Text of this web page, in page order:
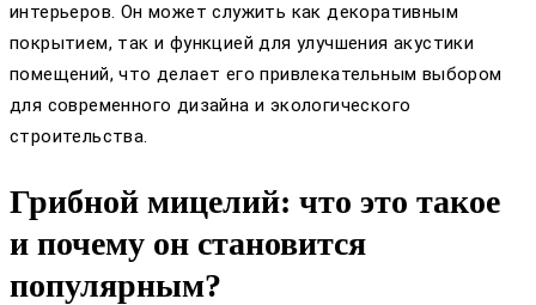
интерьеров. Он может служить как декоративным
покрытием, так и функцией для улучшения акустики
помещений, что делает его привлекательным выбором
для современного дизайна и экологического
строительства.
Грибной мицелий: что это такое
и почему он становится
популярным?